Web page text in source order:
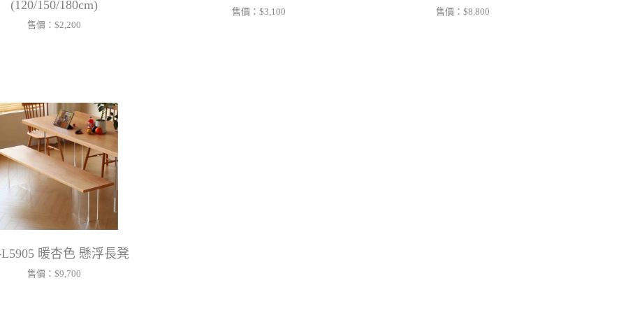
(120/150/180cm)
售價：$2,200
售價： $3,100 售價：$8,800
暖杏色 懸浮長凳
售價：$9,700